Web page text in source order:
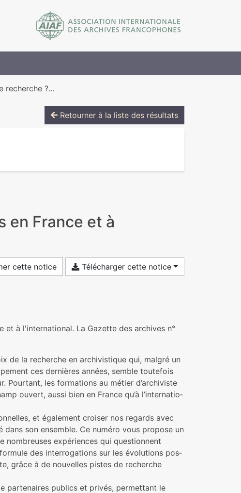
recherche ?...
Retourner à la liste des résultats
en France et à
cette notice Télécharger cette notice
et à l'international. La Gazette des archives n°
de la recher­che en archi­vis­ti­que qui, malgré un
ces der­niè­res années, semble tou­te­fois
Pourtant, les for­ma­tions au métier d’archi­viste
ouvert, aussi bien en France qu’à l’inter­na­tio­
et également croi­ser nos regards avec
son ensem­ble. Ce numéro vous pro­pose un
nom­breu­ses expé­rien­ces qui ques­tion­nent
des inter­ro­ga­tions sur les évolutions pos­
grâce à de nou­vel­les pistes de recher­che
par­te­nai­res publics et privés, per­met­tant le